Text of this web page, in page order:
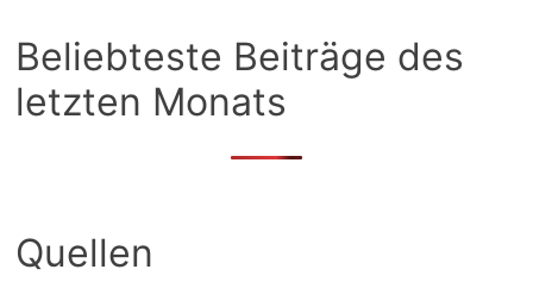
Beliebteste Beiträge des
letzten Monats
Quellen